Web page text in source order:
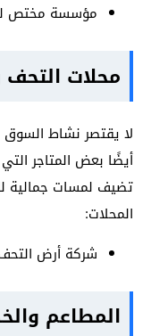
مؤسسة مختص
محلات التحف
لا يقتصر نشاط
أيضًا بعض المتاجر
تضيف لمسات جمالية
المحلات:
شركة أرض
المطاعم